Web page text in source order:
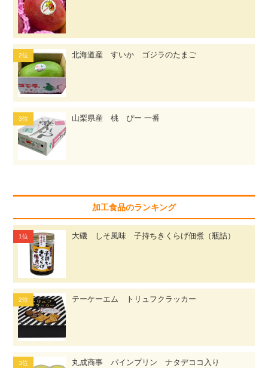
北海道産 すいか ゴジラのたまご
山梨県産 桃 ぴー 一番
加工食品のランキング
大磯 しそ風味 子持ちきくらげ佃煮（瓶詰）
テーケーエム トリュフクラッカー
丸成商事 パインプリン ナタデココ入り